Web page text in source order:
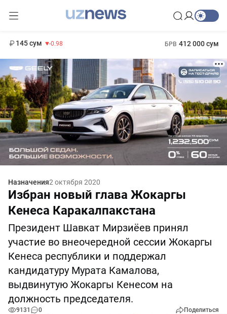
145 сум -0.98 БРВ 412 000 сум
Назначения2 октября 2020
Избран новый глава Жокаргы
Кенеса Каракалпакстана
Президент Шавкат Мирзиёев принял
участие во внеочередной сессии Жокаргы
Кенеса республики и поддержал
кандидатуру Мурата Камалова,
выдвинутую Жокаргы Кенесом на
должность председателя.
9131 0 Поделиться